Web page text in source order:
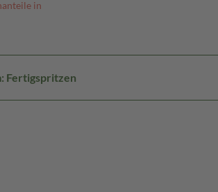
in
Fertigspritzen